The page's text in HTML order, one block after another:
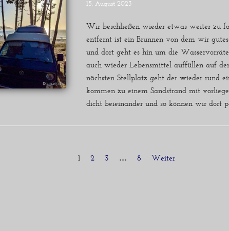
15. August 2023
Wir beschließen wieder etwas weiter zu
entfernt ist ein Brunnen von dem wir
und dort geht es hin um die
auch wieder Lebensmittel auffüllen auf
nächsten Stellplatz geht der wieder rund
kommen zu einem Sandstrand mit
dicht beieinander und so können wir dort
1 2 3 … 8 Weiter »